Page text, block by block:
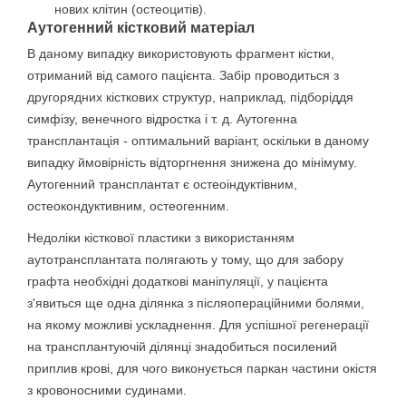
нових клітин (остеоцитів).
Аутогенний кістковий матеріал
В даному випадку використовують фрагмент кістки,
отриманий від самого пацієнта. Забір проводиться з
другорядних кісткових структур, наприклад, підборіддя
симфізу, венечного відростка і т. д. Аутогенна
трансплантація - оптимальний варіант, оскільки в даному
випадку ймовірність відторгнення знижена до мінімуму.
Аутогенний трансплантат є остеоіндуктівним,
остеокондуктивним, остеогенним.
Недоліки кісткової пластики з використанням
аутотрансплантата полягають у тому, що для забору
графта необхідні додаткові маніпуляції, у пацієнта
з'явиться ще одна ділянка з післяопераційними болями,
на якому можливі ускладнення. Для успішної регенерації
на трансплантуючій ділянці знадобиться посилений
приплив крові, для чого виконується паркан частини окістя
з кровоносними судинами.